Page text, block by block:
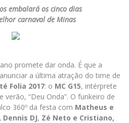
embalará os cinco dias
carnaval de Minas
promete dar onda. É que a
a última atração do time de
Folia 2017: o MC G15, intérprete
“Deu Onda”. O funkeiro de
360º da festa com Matheus e
Dennis DJ, Zé Neto e Cristiano,